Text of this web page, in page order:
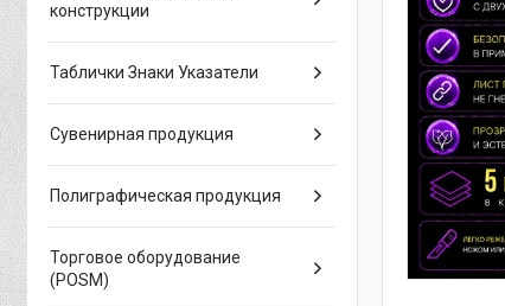
конструкции
Таблички Знаки Указатели
Сувенирная продукция
Полиграфическая продукция
Торговое оборудование
(POSM)